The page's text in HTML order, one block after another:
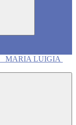
MARIA LUIGIA